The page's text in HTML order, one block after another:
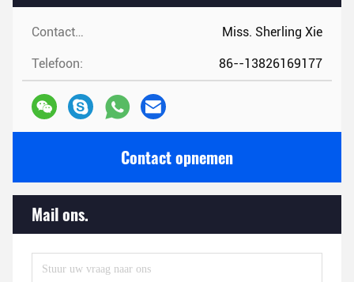
Contactpersonen: Miss. Sherling Xie
Telefoon: 86--13826169177
Contact opnemen
Mail ons.